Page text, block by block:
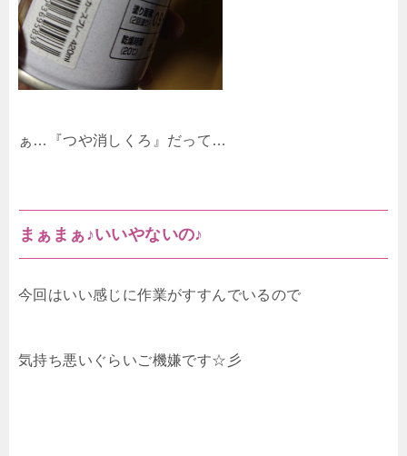
ぁ…『つや消しくろ』だって…
まぁまぁ♪いいやないの♪
今回はいい感じに作業がすすんでいるので
気持ち悪いぐらいご機嫌です☆彡